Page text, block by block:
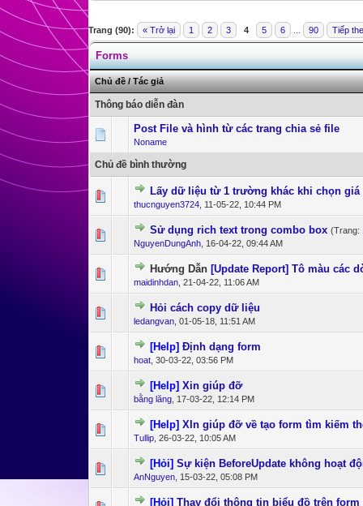
Trang (90): « Trở lại 1 2 3 4 5 6 90 Tiếp
Forms
Chủ đề/Tác giả
Thông báo diễn đàn
Post File và hình từ các trang chia sẻ file
Noname
Chủ đề bình thường
Lấy dữ liệu từ 1 trường khác khi chọn
thucnguyen3724 11-05-22, 10:44 PM
0 Bỏ phiếu - 0 1
Sử dụng rich text trong combo box (Trang:
NguyenDungAnh 16-04-22, 09:44 AM
0 Bỏ phiếu - 0 1
Hướng Dẫn [Update Report] Tô màu các
maidinhdan ,21-04-22, 11:06 AM
0 Bỏ phiếu - 0 1
Hỏi cách copy dữ liệu
ledangvan ,01-05-18, 11:51 AM
[Help] Định dạng form
hoat ,30-03-22, 03:56 PM
[Help] Xin giúp đỡ
bằng lăng 17-03-22, 12:14 PM
[Help] XIn giúp đỡ về tạo form tìm kiếm
Tullip ,26-03-22, 10:05 AM
0 Bỏ phiếu - 0 1
[Hỏi] Sự kiện BeforeUpdate không hoạt
AnNguyen 15-03-22, 05:08 PM
0 Bỏ phiếu - 0 1
[Hỏi] Thay đổi thông tin biểu đồ trên form